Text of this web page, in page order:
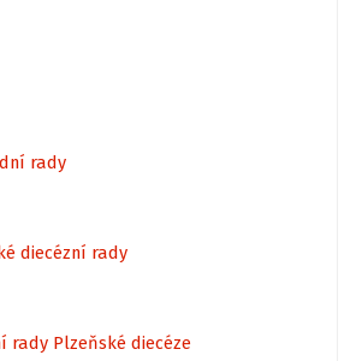
rady
diecézní rady
rady Plzeňské diecéze